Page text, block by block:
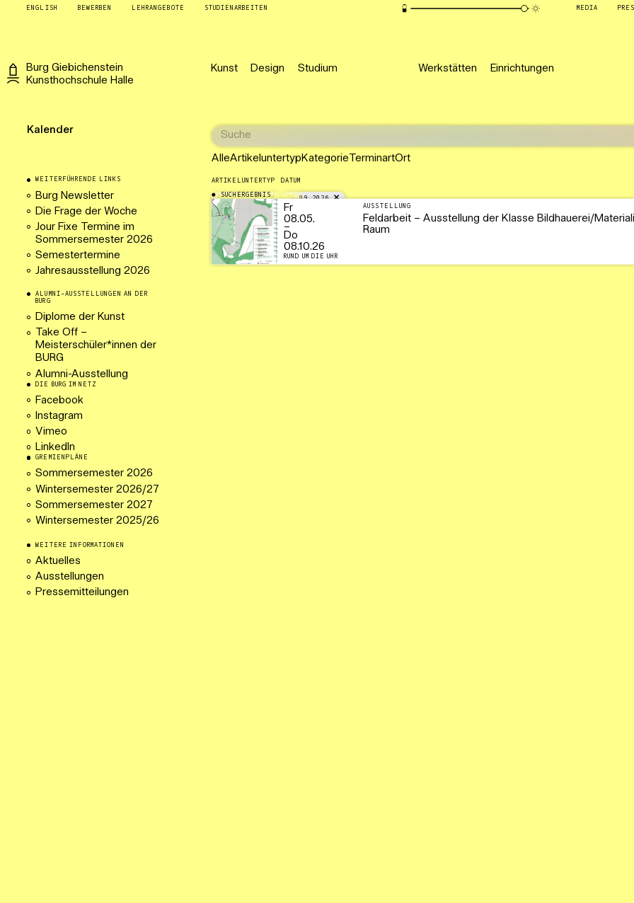
ENGLISH BEWERBEN LEHRANGEBOTE STUDIENARBEITEN MEDIA
Burg Giebichenstein
Kunsthochschule Halle
Kunst Design Studium Werkstätten Einrichtungen
AlleArtikeluntertyp Kategorie TerminartOrt
ARTIKELUNTERTYP
AUSSTELLUNG
DATUM
24.09.2026
SUCHERGEBNIS
Fr
08.05.
–
Do
08.10.26
RUND UM DIE UHR
AUSSTELLUNG
Feldarbeit – Ausstellung der Klasse Bildhauerei/
Raum
Kalender
WEITERFÜHRENDE LINKS
Burg Newsletter
Die Frage der Woche
Jour Fixe Termine im
Sommersemester 2026
Semestertermine
Jahresausstellung 2026
ALUMNI-AUSSTELLUNGEN AN DER
BURG
Diplome der Kunst
Take Off –
Meisterschüler*innen der
BURG
Alumni-Ausstellung
DIE BURG IM NETZ
Facebook
Instagram
Vimeo
LinkedIn
GREMIENPLÄNE
Sommersemester 2026
Wintersemester 2026/27
Sommersemester 2027
Wintersemester 2025/26
WEITERE INFORMATIONEN
Aktuelles
Ausstellungen
Pressemitteilungen